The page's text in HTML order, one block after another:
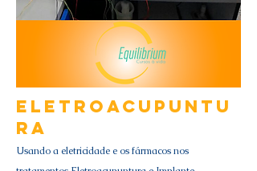
eletroacupuntu
ra
Usando a eletricidade e os fármacos nos